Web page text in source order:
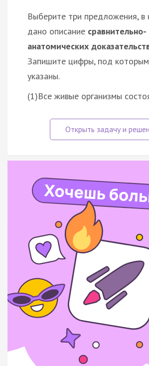
Выберите три предложения, в
дано описание сравнительно-
анатомических
Запишите цифры, под
указаны.
(1)Все живые организмы